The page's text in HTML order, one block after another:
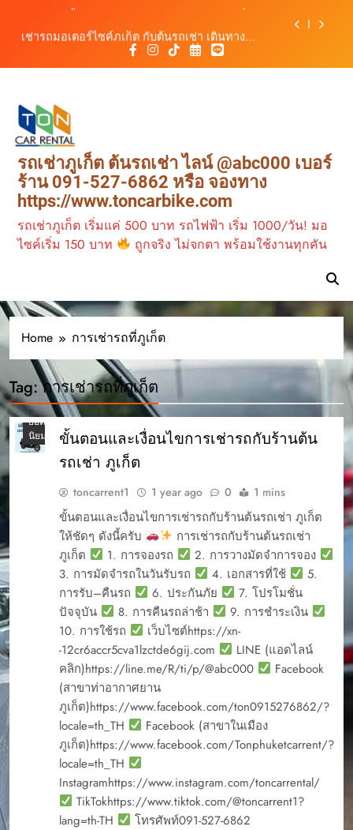
content
สะดวก ราคาประหยัด เริ่มต้นเพียง 150 บาท/วัน
ต้นรถเช่า ครบทุกฟังก์ชันการใช้งาน ครบทุกประเภท
รถ ตอบโจทย์ทุกการเดินทางในภูเก็ต
สิงหาคม–ตุลาคม 2569
ต้นรถเช่าภูเก็ต บริการรถเช่าครบวงจร ราคาคุ้มค่า
เดินทางสะดวกทุกเส้นทาง
เช่ารถมอเตอร์ไซค์ภูเก็ต กับต้นรถเช่า เดินทาง
สะดวก ราคาประหยัด เริ่มต้นเพียง 150 บาท/วัน
ต้นรถเช่า ครบทุกฟังก์ชันการใช้งาน ครบทุกประเภท
รถ ตอบโจทย์ทุกการเดินทางในภูเก็ต
รถเช่าภูเก็ต ต้นรถเช่า ไลน์ @abc000 เบอร์
ร้าน 091-527-6862 หรือ จองทาง
https://www.toncarbike.com
รถเช่าภูเก็ต เริ่มแค่ 500 บาท รถไฟฟ้า เริ่ม 1000/วัน! มอ
ไซค์เริ่ม 150 บาท
ถูกจริง ไม่จกตา พร้อมใช้งานทุกคัน
Home การเช่ารถที่ภูเก็ต
Tag:การเช่ารถที่ภูเก็ต
4 รถ
เช่า
ภูเก็ต
ยอด
นิยม
ขั้นตอนและเงื่อนไขการเช่ารถกับร้านต้น
รถเช่า ภูเก็ต
toncarrent1 1 year ago 0 1 mins
ขั้นตอนและเงื่อนไขการเช่ารถกับร้านต้นรถเช่า ภูเก็ต
ให้ชัดๆ ดังนี้ครับ
การเช่ารถกับร้านต้นรถเช่า
ภูเก็ต
1. การจองรถ
2. การวางมัดจำการจอง
3. การมัดจำรถในวันรับรถ
4. เอกสารที่ใช้
5.
การรับ–คืนรถ
6. ประกันภัย
7. โปรโมชั่น
ปัจจุบัน
8. การคืนรถล่าช้า
9. การชำระเงิน
10. การใช้รถ
เว็บไซต์https://xn-
-12cr6accr5cva1lzctde6gij.com
LINE (แอดไลน์
คลิก)https://line.me/R/ti/p/@abc000
Facebook
(สาขาท่าอากาศยาน
ภูเก็ต)https://www.facebook.com/ton0915276862/?
locale=th_TH
Facebook (สาขาในเมือง
ภูเก็ต)https://www.facebook.com/Tonphuketcarrent/?
locale=th_TH
Instagramhttps://www.instagram.com/toncarrental/
TikTokhttps://www.tiktok.com/@toncarrent1?
lang=th-TH
โทรศัพท์091-527-6862